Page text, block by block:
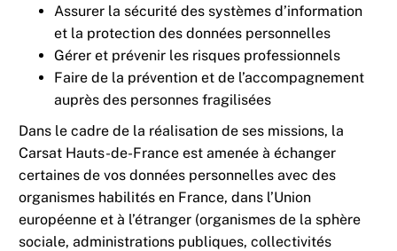
Assurer la sécurité des systèmes d’information
et la protection des données personnelles
Gérer et prévenir les risques professionnels
Faire de la prévention et de l’accompagnement
auprès des personnes fragilisées
Dans le cadre de la réalisation de ses missions, la
Carsat Hauts-de-France est amenée à échanger
certaines de vos données personnelles avec des
organismes habilités en France, dans l’Union
européenne et à l’étranger (organismes de la sphère
sociale, administrations publiques, collectivités